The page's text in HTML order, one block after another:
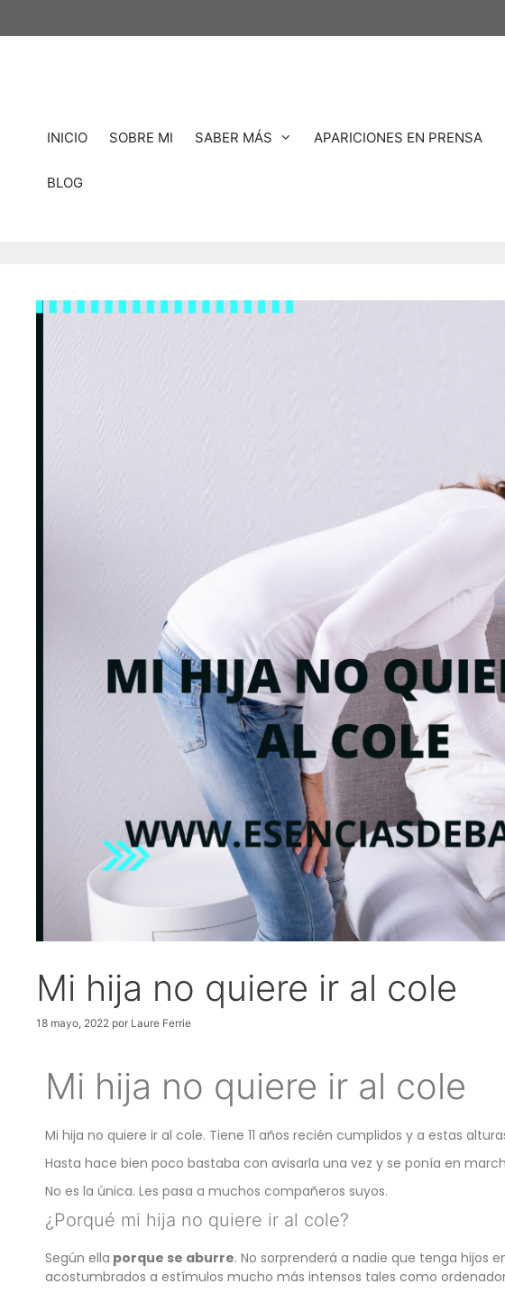
INICIO SOBRE MI SABER MÁS APARICIONES EN PRENSA
BLOG
Mi hija no quiere ir al cole
18 mayo, 2022 por Laure Ferrie
Mi hija no quiere ir al cole
Mi hija no quiere ir al cole. Tiene 11 años recién cumplidos y a estas
Hasta hace bien poco bastaba con avisarla una vez y se ponía en
No es la única. Les pasa a muchos compañeros suyos.
¿Porqué mi hija no quiere ir al cole?
Según ella porque se aburre. No sorprenderá a nadie que tenga hijos
acostumbrados a estímulos mucho más intensos tales como